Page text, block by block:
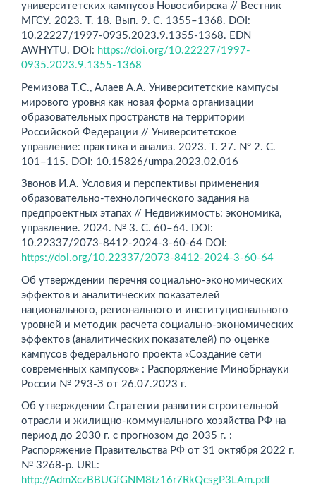
университетских кампусов Новосибирска // Вестник
МГСУ. 2023. Т. 18. Вып. 9. С. 1355–1368. DOI:
10.22227/1997-0935.2023.9.1355-1368. EDN
AWHYTU. DOI: https://doi.org/10.22227/1997-
0935.2023.9.1355-1368
Ремизова Т.С., Алаев А.А. Университетские кампусы
мирового уровня как новая форма организации
образовательных пространств на территории
Российской Федерации // Университетское
управление: практика и анализ. 2023. Т. 27. № 2. С.
101–115. DОI: 10.15826/umpa.2023.02.016
Звонов И.А. Условия и перспективы применения
образовательно-технологического задания на
предпроектных этапах // Недвижимость: экономика,
управление. 2024. № 3. С. 60–64. DOI:
10.22337/2073-8412-2024-3-60-64 DOI:
https://doi.org/10.22337/2073-8412-2024-3-60-64
Об утверждении перечня социально-экономических
эффектов и аналитических показателей
национального, регионального и институционального
уровней и методик расчета социально-экономических
эффектов (аналитических показателей) по оценке
кампусов федерального проекта «Создание сети
современных кампусов» : Распоряжение Минобрнауки
России № 293-З от 26.07.2023 г.
Об утверждении Стратегии развития строительной
отрасли и жилищно-коммунального хозяйства РФ на
период до 2030 г. с прогнозом до 2035 г. :
Распоряжение Правительства РФ от 31 октября 2022 г.
№ 3268-р. URL:
http://AdmXczBBUGfGNM8tz16r7RkQcsgP3LAm.pdf